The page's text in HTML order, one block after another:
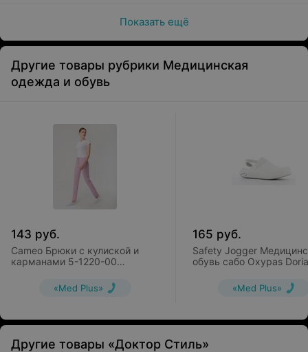
Показать ещё
Другие товары рубрики Медицинская
одежда и обувь
143 руб.
Cameo Брюки с кулиской и
карманами 5-1220-00
«Med Plus»
165 руб.
Safety Jogger
обувь сабо Oxypas Doria
«Med Plus»
Другие товары «Доктор Стиль»